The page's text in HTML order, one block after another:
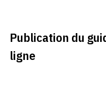
Publication du
ligne